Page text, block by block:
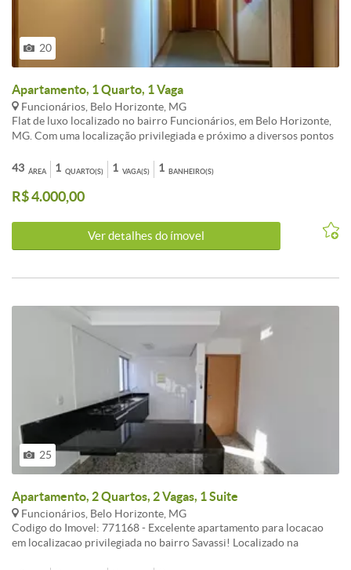
20
Apartamento, 1 Quarto, 1 Vaga
Funcionários, Belo Horizonte, MG
Flat de luxo localizado no bairro Funcionários, em Belo Horizonte,
MG. Com uma localização privilegiada e próximo a diversos pontos
deseja viver em um dos melhores bairros da cidade. Com uma
infraestrutura completa, incluindo academia, piscina, sauna , salão
de festas portaria e segurança 24 horas, esse flat é a escolha perfeita
oportunidade e agende uma visita hoje mesmo! O valor do aluguel ja
esta incluso o condomínio e o IPTU.
ÁREA
43 QUARTO(S)
1 VAGA(S)
1 BANHEIRO(S)
1
R$ 4.000,00
Ver detalhes do ímovel
25
Apartamento, 2 Quartos, 2 Vagas, 1 Suite
Funcionários, Belo Horizonte, MG
Codigo do Imovel: 771168 - Excelente apartamento para locacao
em localizacao privilegiada no bairro Savassi! Localizado na